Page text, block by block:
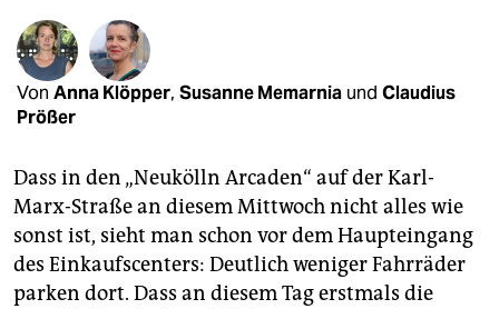
veranstaltungen
shop
fragen & hilfe
abo
genossenschaft
epaper login
Von Anna Klöpper, Susanne Memarnia und Claudius
Prößer
Dass in den „Neukölln Arcaden“ auf der Karl-
Marx-Straße an diesem Mittwoch nicht alles wie
sonst ist, sieht man schon vor dem Haupteingang
des Einkaufscenters: Deutlich weniger Fahrräder
parken dort. Dass an diesem Tag erstmals die